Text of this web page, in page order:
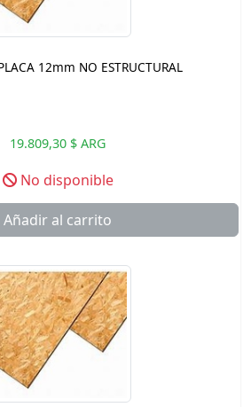
12mm NO ESTRUCTURAL
19.809,30 $ ARG
No disponible
Añadir al carrito